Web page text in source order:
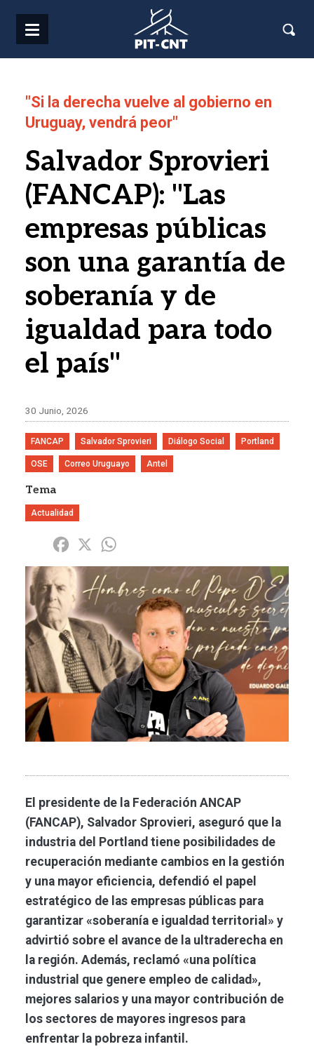
"Si la derecha vuelve al gobierno en
Uruguay, vendrá peor"
Salvador Sprovieri
(FANCAP): "Las
empresas públicas
son una garantía de
soberanía y de
igualdad para todo
el país"
30 Junio, 2026
FANCAP Salvador Sprovieri Diálogo Social Portland
OSE Correo Uruguayo Antel
Tema
Actualidad
Share Facebook
X
Imagen
El presidente de la Federación ANCAP
(FANCAP), Salvador Sprovieri, aseguró que la
industria del Portland tiene posibilidades de
recuperación mediante cambios en la gestión
y una mayor eficiencia, defendió el papel
estratégico de las empresas públicas para
garantizar «soberanía e igualdad territorial» y
advirtió sobre el avance de la ultraderecha en
la región. Además, reclamó «una política
industrial que genere empleo de calidad»,
mejores salarios y una mayor contribución de
los sectores de mayores ingresos para
enfrentar la pobreza infantil.